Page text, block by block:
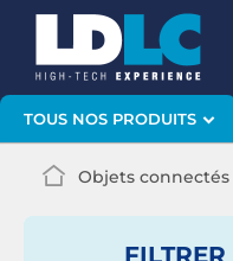
TOUS NOS PRODUITS
Objets connectés
FILTRER